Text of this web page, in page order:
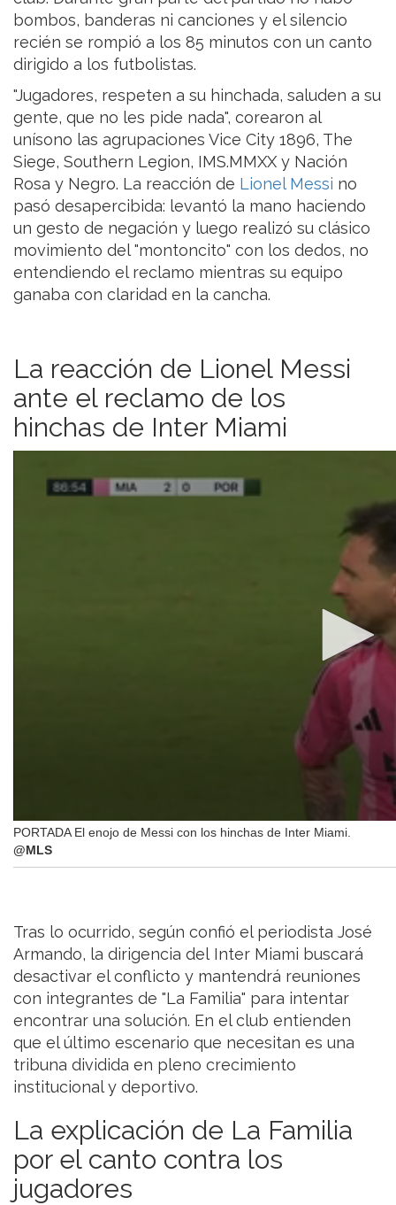
bombos, banderas ni canciones y el silencio
recién se rompió a los 85 minutos con un canto
dirigido a los futbolistas.
"Jugadores, respeten a su hinchada, saluden a su
gente, que no les pide nada", corearon al
unísono las agrupaciones Vice City 1896, The
Siege, Southern Legion, IMS.MMXX y Nación
Rosa y Negro. La reacción de Lionel Messi no
pasó desapercibida: levantó la mano haciendo
un gesto de negación y luego realizó su clásico
movimiento del "montoncito" con los dedos, no
entendiendo el reclamo mientras su equipo
ganaba con claridad en la cancha.
La reacción de Lionel Messi
ante el reclamo de los
hinchas de Inter Miami
PORTADA El enojo de Messi con los hinchas de Inter Miami.
@MLS
Tras lo ocurrido, según confió el periodista José
Armando, la dirigencia del Inter Miami buscará
desactivar el conflicto y mantendrá reuniones
con integrantes de "La Familia" para intentar
encontrar una solución. En el club entienden
que el último escenario que necesitan es una
tribuna dividida en pleno crecimiento
institucional y deportivo.
La explicación de La Familia
por el canto contra los
jugadores